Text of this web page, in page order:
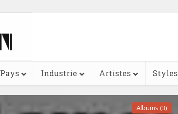
Pays Industrie Artistes Styles
Albums (3)